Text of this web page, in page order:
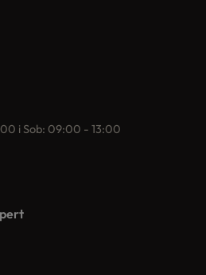
i Sob: 09:00 - 13:00